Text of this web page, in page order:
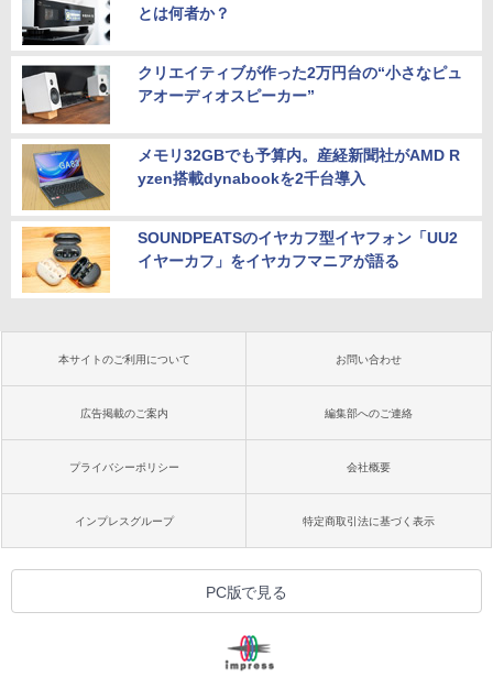
とは何者か？
クリエイティブが作った2万円台の“小さなピュ
アオーディオスピーカー”
メモリ32GBでも予算内。産経新聞社がAMD R
yzen搭載dynabookを2千台導入
SOUNDPEATSのイヤカフ型イヤフォン「UU2
イヤーカフ」をイヤカフマニアが語る
本サイトのご利用について お問い合わせ
広告掲載のご案内 編集部へのご連絡
プライバシーポリシー 会社概要
インプレスグループ 特定商取引法に基づく表示
PC版で見る